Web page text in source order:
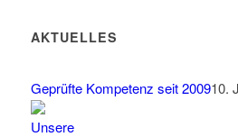
AKTUELLES
Geprüfte Kompetenz seit 200910.